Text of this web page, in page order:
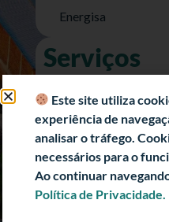
Energisa
Serviços
e-SIC (Acesso a
Transparência
História
Informações
Este site utiliza
experiência de
analisar o tráfego.
necessários para o
Ao continuar
Política de Privacidade.